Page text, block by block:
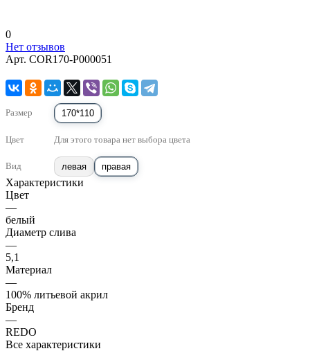
0
Нет отзывов
Арт. COR170-P000051
Размер 170*110
Цвет Для этого товара нет выбора цвета
Вид левая правая
Характеристики
Цвет
—
белый
Диаметр слива
—
5,1
Материал
—
100% литьевой акрил
Бренд
—
REDO
Все характеристики